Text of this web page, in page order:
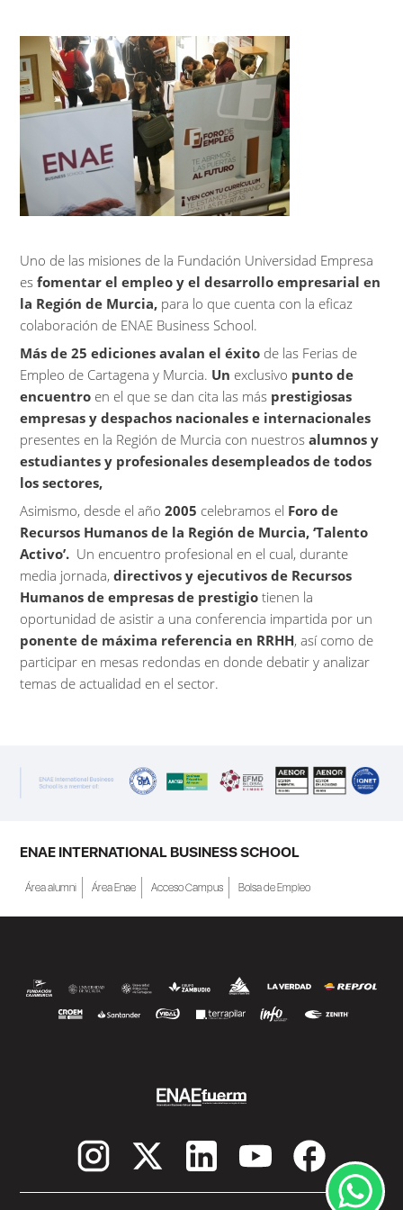
Uno de las misiones de la Fundación Universidad Empresa
esfomentar el empleo y el desarrollo empresarial en
la Región de Murcia, para lo que cuenta con la eficaz
colaboración de ENAE Business School.
Más de 25 ediciones avalan el éxito de las Ferias de
Empleo de Cartagena y Murcia. Un exclusivo punto de
encuentro en el que se dan cita las más prestigiosas
empresas y despachos nacionales e internacionales
presentes en la Región de Murcia con nuestrosalumnos y
estudiantes y profesionales desempleados de todos
los sectores,
Asimismo, desde el año2005 celebramos el Foro de
Recursos Humanos de la Región de Murcia, ‘Talento
Activo’. Un encuentro profesional en el cual, durante
media jornada,directivos y ejecutivos de Recursos
Humanos de empresas de prestigio tienen la
oportunidad de asistir a una conferencia impartida por un
ponente de máxima referencia en RRHH, así como de
participar en mesas redondas en donde debatir y analizar
temas de actualidad en el sector.
ENAE INTERNATIONAL BUSINESS SCHOOL
Área alumni Área Enae Acceso Campus Bolsa de Empleo